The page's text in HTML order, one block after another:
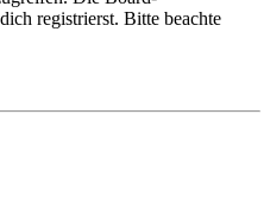
registrierst. Bitte beachte